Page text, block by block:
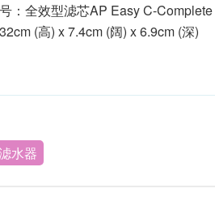
：全效型滤芯AP Easy C-Complete
(高) x 7.4cm (阔) x 6.9cm (深)
水器